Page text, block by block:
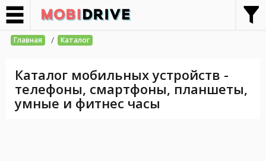
Главная / Каталог
Каталог мобильных устройств -
телефоны, смартфоны, планшеты,
умные и фитнес часы